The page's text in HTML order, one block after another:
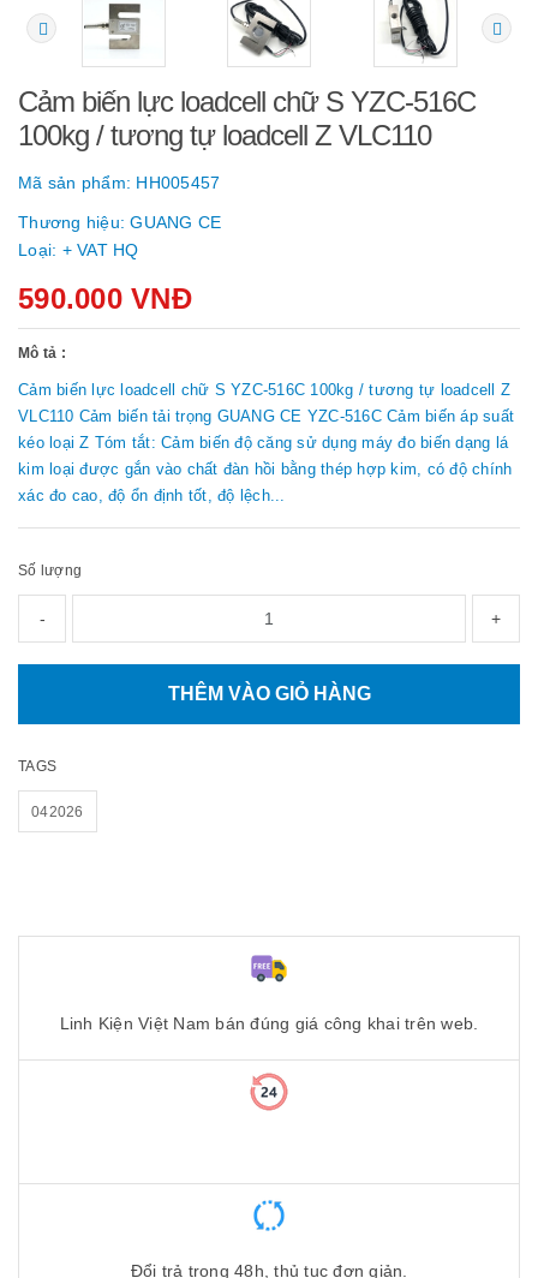
Cảm biến lực loadcell chữ S YZC-516C
100kg / tương tự loadcell Z VLC110
Mã sản phẩm: HH005457
Thương hiệu:GUANG CE
Loại: + VAT HQ
590.000 VNĐ
Mô tả :
Cảm biến lực loadcell chữ S YZC-516C 100kg / tương tự loadcell Z
VLC110 Cảm biến tải trọng GUANG CE YZC-516C Cảm biến áp suất
kéo loại Z Tóm tắt: Cảm biến độ căng sử dụng máy đo biến dạng lá
kim loại được gắn vào chất đàn hồi bằng thép hợp kim, có độ chính
xác đo cao, độ ổn định tốt, độ lệch...
Số lượng
- +
THÊM VÀO GIỎ HÀNG
TAGS
042026
Linh Kiện Việt Nam bán đúng giá công khai trên web.
Đổi trả trong 48h, thủ tục đơn giản.